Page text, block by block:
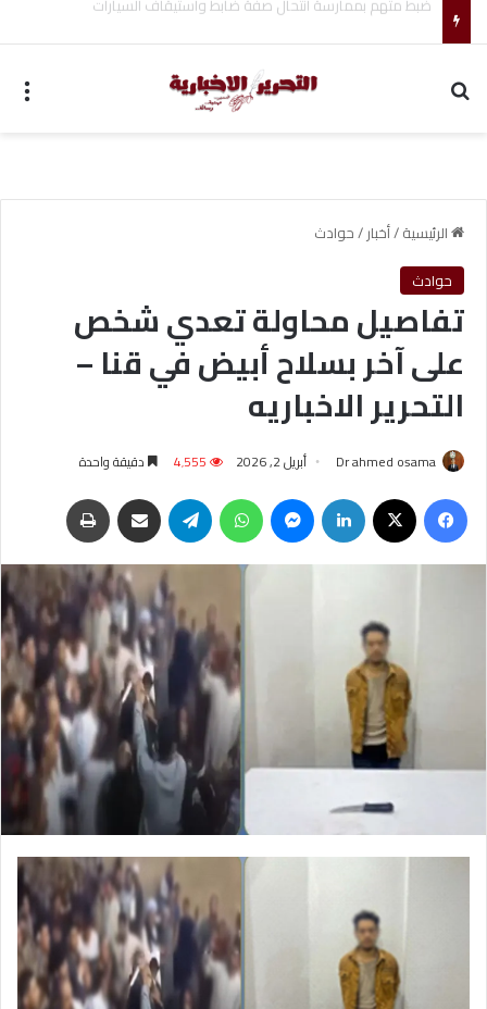
تنسيق جامعة دمنهور خدمات متكاملة لطلاب الثانوية العامة
الرئيسية/أخبار/حوادث
حوادث
تفاصيل محاولة تعدي شخص
على آخر بسلاح أبيض في قنا –
التحرير الاخباريه
Dr ahmed osama أبريل 2, 2026 4٬555 دقيقة واحدة